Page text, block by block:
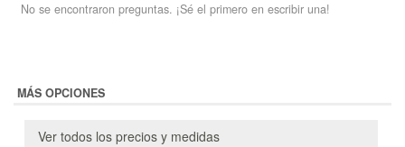
No se encontraron preguntas. ¡Sé el primero en escribir una!
MÁS OPCIONES
Ver todos los precios y medidas